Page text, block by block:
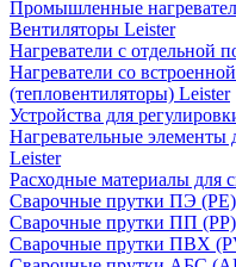
Промышленные
Вентиляторы Leister
Нагреватели с отдельной
Нагреватели со
(тепловентиляторы) Leister
Устройства для
Нагревательные
Leister
Расходные материалы для
Сварочные прутки ПЭ (PE)
Сварочные прутки ПП (PP)
Сварочные прутки ПВХ